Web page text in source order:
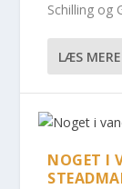
Schilling og
LÆS MERE
NOGET I